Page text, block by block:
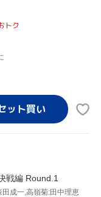
トク
戦編 Round.1
成一,高嶺菊:田中理恵